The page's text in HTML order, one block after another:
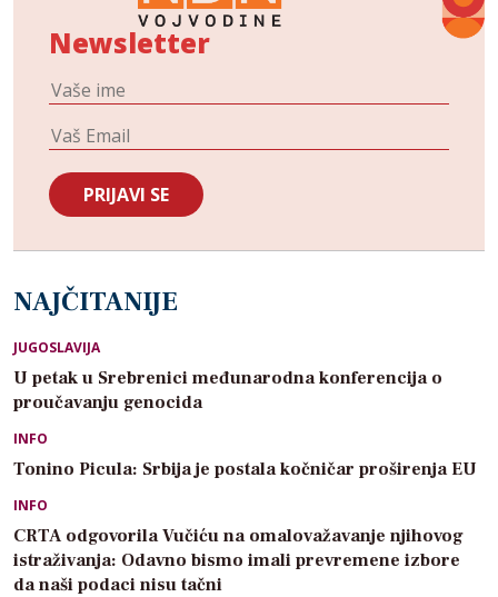
Newsletter
NAJČITANIJE
JUGOSLAVIJA
U petak u Srebrenici međunarodna konferencija o
proučavanju genocida
INFO
Tonino Picula: Srbija je postala kočničar proširenja EU
INFO
CRTA odgovorila Vučiću na omalovažavanje njihovog
istraživanja: Odavno bismo imali prevremene izbore
da naši podaci nisu tačni